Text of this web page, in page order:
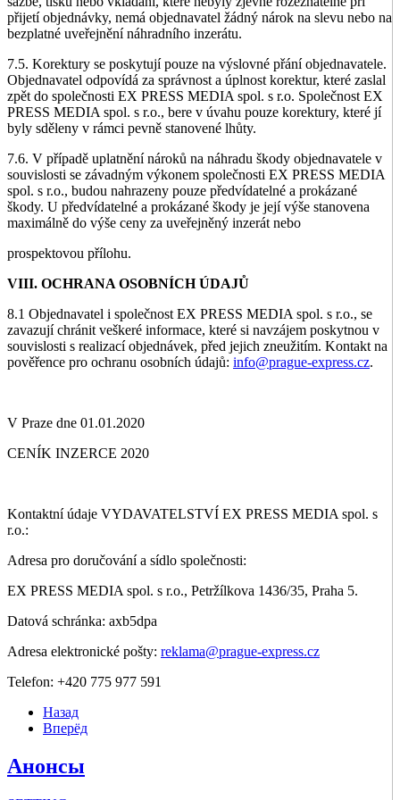
přijetí objednávky, nemá objednavatel žádný nárok na slevu nebo na
bezplatné uveřejnění náhradního inzerátu.
7.5. Korektury se poskytují pouze na výslovné přání objednavatele.
Objednavatel odpovídá za správnost a úplnost korektur, které zaslal
zpět do společnosti EX PRESS MEDIA spol. s r.o. Společnost EX
PRESS MEDIA spol. s r.o., bere v úvahu pouze korektury, které jí
byly sděleny v rámci pevně stanovené lhůty.
7.6. V případě uplatnění nároků na náhradu škody objednavatele v
souvislosti se závadným výkonem společnosti EX PRESS MEDIA
spol. s r.o., budou nahrazeny pouze předvídatelné a prokázané
škody. U předvídatelné a prokázané škody je její výše stanovena
maximálně do výše ceny za uveřejněný inzerát nebo
prospektovou přílohu.
VIII. OCHRANA OSOBNÍCH ÚDAJŮ
8.1 Objednavatel i společnost EX PRESS MEDIA spol. s r.o., se
zavazují chránit veškeré informace, které si navzájem poskytnou v
souvislosti s realizací objednávek, před jejich zneužitím. Kontakt na
pověřence pro ochranu osobních údajů: info@prague-express.cz.
V Praze dne 01.01.2020
CENÍK INZERCE 2020
Kontaktní údaje VYDAVATELSTVÍ EX PRESS MEDIA spol. s
r.o.:
Adresa pro doručování a sídlo společnosti:
EX PRESS MEDIA spol. s r.o., Petržílkova 1436/35, Praha 5.
Datová schránka: axb5dpa
Adresa elektronické pošty: reklama@prague-express.cz
Telefon: +420 775 977 591
Назад
Вперёд
Анонсы